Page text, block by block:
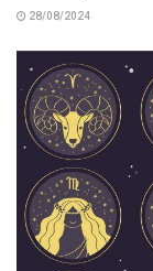
28/08/2024